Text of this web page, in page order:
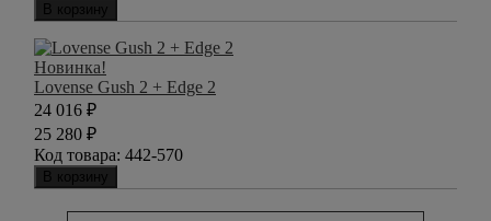
В корзину
Новинка!
Lovense Gush 2 + Edge 2
24 016 ₽
25 280 ₽
Код товара: 442-570
В корзину